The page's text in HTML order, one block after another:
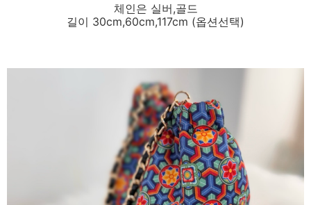
체인은 실버,골드
길이 30cm,60cm,117cm (옵션선택)